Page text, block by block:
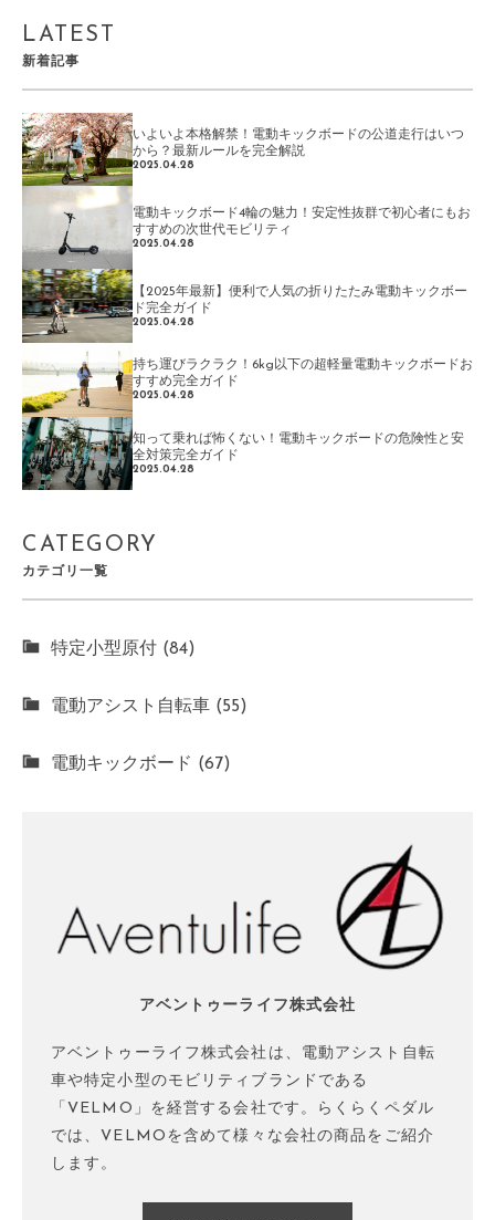
LATEST
新着記事
いよいよ本格解禁！電動キックボードの公道走行はいつ
から？最新ルールを完全解説
2025.04.28
電動キックボード4輪の魅力！安定性抜群で初心者にもお
すすめの次世代モビリティ
2025.04.28
【2025年最新】便利で人気の折りたたみ電動キックボー
ド完全ガイド
2025.04.28
持ち運びラクラク！6kg以下の超軽量電動キックボードお
すすめ完全ガイド
2025.04.28
知って乗れば怖くない！電動キックボードの危険性と安
全対策完全ガイド
2025.04.28
CATEGORY
カテゴリ一覧
特定小型原付 (84)
電動アシスト自転車 (55)
電動キックボード (67)
アベントゥーライフ株式会社
アベントゥーライフ株式会社は、電動アシスト自転
車や特定小型のモビリティブランドである
「VELMO」を経営する会社です。らくらくペダル
では、VELMOを含めて様々な会社の商品をご紹介
します。